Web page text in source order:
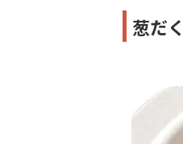
葱だ